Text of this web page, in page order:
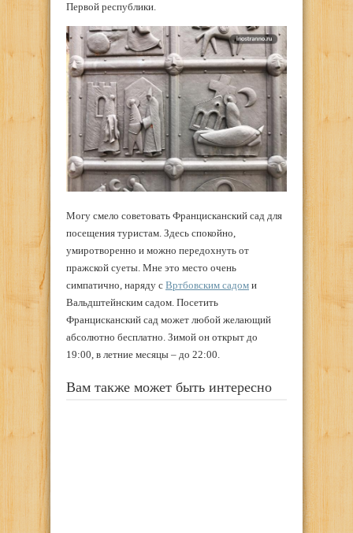
Первой республики.
Могу смело советовать Францисканский сад для
посещения туристам. Здесь спокойно,
умиротворенно и можно передохнуть от
пражской суеты. Мне это место очень
симпатично, наряду с Вртбовским садом и
Вальдштейнским садом. Посетить
Францисканский сад может любой желающий
абсолютно бесплатно. Зимой он открыт до
19:00, в летние месяцы – до 22:00.
Вам также может быть интересно